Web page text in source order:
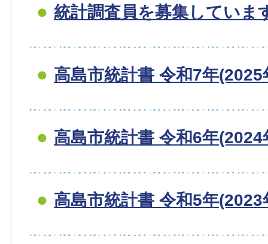
統計調査員を募集していま
高島市統計書 令和7年(2025
高島市統計書 令和6年(2024
高島市統計書 令和5年(2023